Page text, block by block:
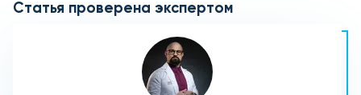
Статья проверена экспертом